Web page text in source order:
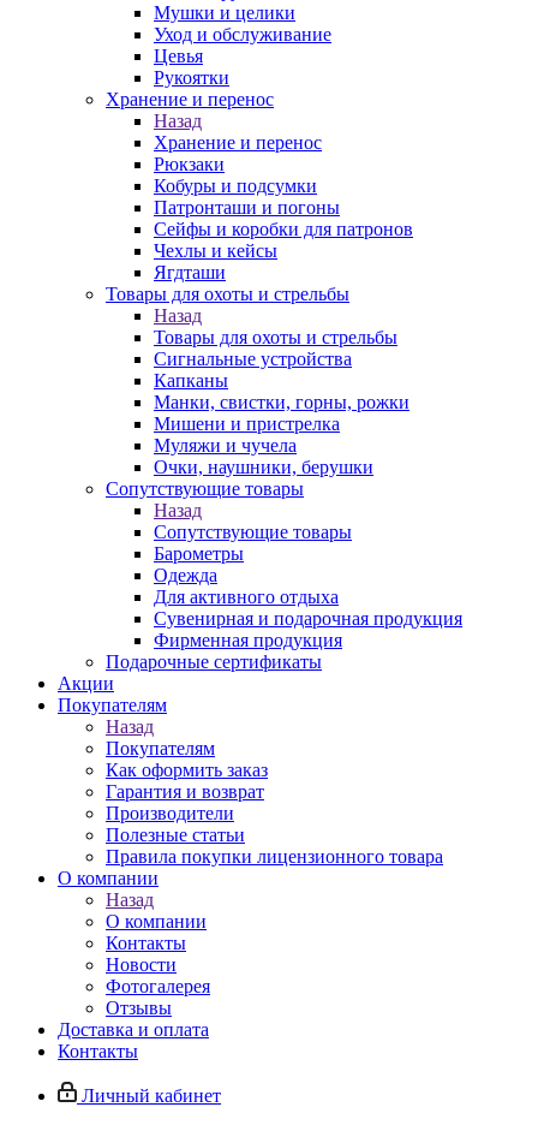
Мушки и целики
Уход и обслуживание
Цевья
Рукоятки
Хранение и перенос
Назад
Хранение и перенос
Рюкзаки
Кобуры и подсумки
Патронташи и погоны
Сейфы и коробки для патронов
Чехлы и кейсы
Ягдташи
Товары для охоты и стрельбы
Назад
Товары для охоты и стрельбы
Сигнальные устройства
Капканы
Манки, свистки, горны, рожки
Мишени и пристрелка
Муляжи и чучела
Очки, наушники, берушки
Сопутствующие товары
Назад
Сопутствующие товары
Барометры
Одежда
Для активного отдыха
Сувенирная и подарочная продукция
Фирменная продукция
Подарочные сертификаты
Акции
Покупателям
Назад
Покупателям
Как оформить заказ
Гарантия и возврат
Производители
Полезные статьи
Правила покупки лицензионного товара
О компании
Назад
О компании
Контакты
Новости
Фотогалерея
Отзывы
Доставка и оплата
Контакты
Личный кабинет